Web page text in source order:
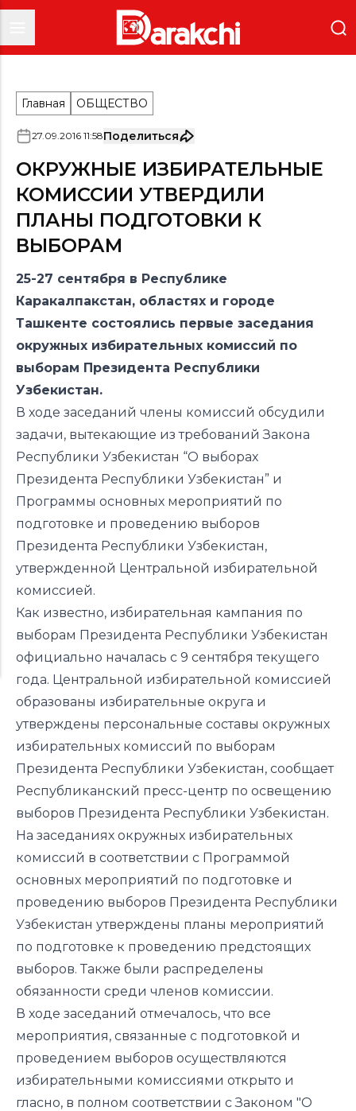
Главная ОБЩЕСТВО
27.09.2016 11:58Поделиться
ОКРУЖНЫЕ ИЗБИРАТЕЛЬНЫЕ
КОМИССИИ УТВЕРДИЛИ
ПЛАНЫ ПОДГОТОВКИ К
ВЫБОРАМ
25-27 сентября в Республике
Каракалпакстан, областях и городе
Ташкенте состоялись первые заседания
окружных избирательных комиссий по
выборам Президента Республики
Узбекистан.
В ходе заседаний члены комиссий обсудили
задачи, вытекающие из требований Закона
Республики Узбекистан “О выборах
Президента Республики Узбекистан” и
Программы основных мероприятий по
подготовке и проведению выборов
Президента Республики Узбекистан,
утвержденной Центральной избирательной
комиссией.
Как известно, избирательная кампания по
выборам Президента Республики Узбекистан
официально началась с 9 сентября текущего
года. Центральной избирательной комиссией
образованы избирательные округа и
утверждены персональные составы окружных
избирательных комиссий по выборам
Президента Республики Узбекистан, сообщает
Республиканский пресс-центр по освещению
выборов Президента Республики Узбекистан.
На заседаниях окружных избирательных
комиссий в соответствии с Программой
основных мероприятий по подготовке и
проведению выборов Президента Республики
Узбекистан утверждены планы мероприятий
по подготовке к проведению предстоящих
выборов. Также были распределены
обязанности среди членов комиссии.
В ходе заседаний отмечалось, что все
мероприятия, связанные с подготовкой и
проведением выборов осуществляются
избирательными комиссиями открыто и
гласно, в полном соответствии с Законом "О